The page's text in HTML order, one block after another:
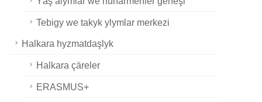
Tebigy we takyk ylymlar merkezi
Halkara hyzmatdaşlyk
Halkara çäreler
ERASMUS+